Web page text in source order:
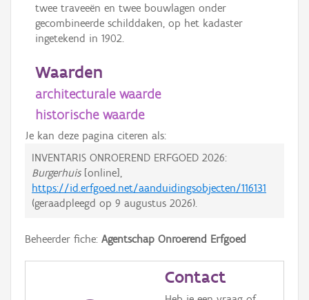
twee traveeën en twee bouwlagen onder
gecombineerde schilddaken, op het kadaster
ingetekend in 1902.
Waarden
architecturale waarde
historische waarde
Je kan deze pagina citeren als:
INVENTARIS ONROEREND ERFGOED 2026:
Burgerhuis[online],
https://id.erfgoed.net/aanduidingsobjecten/116131
(geraadpleegd op 9 augustus 2026).
Beheerder fiche: Agentschap Onroerend Erfgoed
Contact